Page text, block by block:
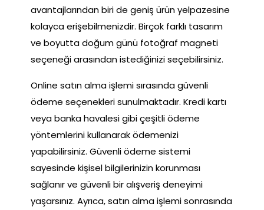
avantajlarından biri de geniş ürün yelpazesine
kolayca erişebilmenizdir. Birçok farklı tasarım
ve boyutta doğum günü fotoğraf magneti
seçeneği arasından istediğinizi seçebilirsiniz.
Online satın alma işlemi sırasında güvenli
ödeme seçenekleri sunulmaktadır. Kredi kartı
veya banka havalesi gibi çeşitli ödeme
yöntemlerini kullanarak ödemenizi
yapabilirsiniz. Güvenli ödeme sistemi
sayesinde kişisel bilgilerinizin korunması
sağlanır ve güvenli bir alışveriş deneyimi
yaşarsınız. Ayrıca, satın alma işlemi sonrasında